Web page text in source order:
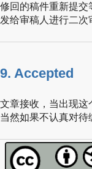
修回的稿件重新提交
发给审稿人进行二
9. Accepted
文章接收，当出现这
当然如果不认真对